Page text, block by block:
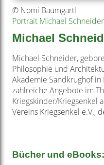
© Nomi Baumgartl
Portrait Michael Schneider
Michael
Michael Schneider,
Philosophie und
Akademie Sandkrughof
zahlreiche Angebote im
Kriegskinder/Kriegsenkel
Vereins Kriegsenkel e.V.,
Bücher und eBooks: